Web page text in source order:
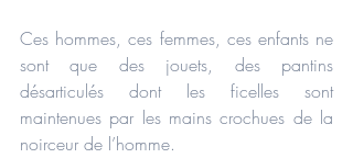
Ces hommes, ces femmes, ces enfants ne
sont que des jouets, des pantins
désarticulés dont les ficelles sont
maintenues par les mains crochues de la
noirceur de l’homme.